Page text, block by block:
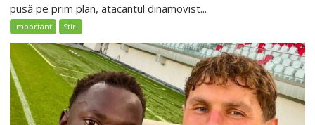
pusă pe prim plan, atacantul dinamovist...
Important Stiri